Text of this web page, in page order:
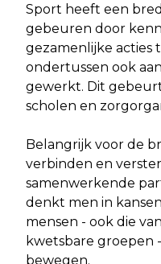
Sport heeft een
gebeuren door
gezamenlijke acties
ondertussen ook
gewerkt. Dit
scholen en
Belangrijk voor de
verbinden en
samenwerkende
denkt men in
mensen - ook die
kwetsbare groepen
bewegen.